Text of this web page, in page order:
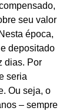
seu valor
época,
depositado
dias. Por
seria
Ou seja, o
– sempre